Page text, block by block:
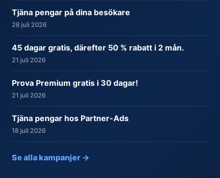
Tjäna pengar på dina besökare
28 juli 2026
45 dagar gratis, därefter 50 % rabatt i 2 mån.
21 juli 2026
Prova Premium gratis i 30 dagar!
21 juli 2026
Tjäna pengar hos Partner-Ads
18 juli 2026
Se alla kampanjer →